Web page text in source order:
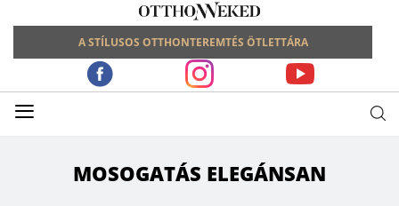
A STÍLUSOS OTTHONTEREMTÉS ÖTLETTÁRA
≡
MOSOGATÁS ELEGÁNSAN